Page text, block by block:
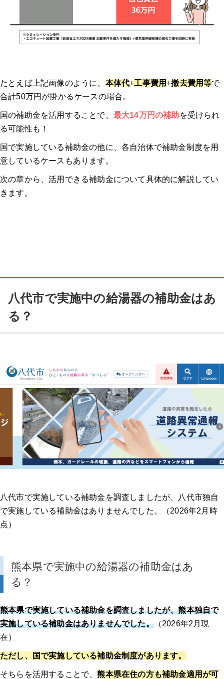
Q. 給湯器補助金2026の申請期限はいつまでですか？
Q. 「給湯省エネ2026」と「賃貸集合給湯省エネ2026」は併用で
きますか？
Q. 給湯器の寿命は何年くらいですか？
Q. エコキュートの寿命は何年くらいですか？
専門家インタビュー：給湯器の補助金申請のよくあるトラブルと回避策
トラブル
メーカーから探す
なぜ7月がエコキュートの見直しに適しているのか
まとめ
たとえば上記画像のように、 本体代+工事費用+撤去費用等で
合計50万円が掛かるケースの場合。
国の補助金を活用することで、 最大14万円の補助を受けられ
る可能性も！
国で実施している補助金の他に、各自治体で補助金制度を用
意しているケースもあります。
次の章から、活用できる補助金について具体的に解説してい
きます。
八代市で実施中の給湯器の補助金はあ
る？
八代市で実施している補助金を調査しましたが、八代市独自
で実施している補助金はありませんでした。（2026年2月時
点）
熊本県で実施中の給湯器の補助金はあ
る？
熊本県で実施している補助金を調査しましたが、熊本独自で
実施している補助金はありませんでした。（2026年2月現
在）
ただし、国で実施している補助金制度があります。
そちらを活用することで、熊本県在住の方も補助金適用が可